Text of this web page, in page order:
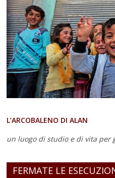
L’ARCOBALENO DI ALAN
un luogo di studio e di vita per
FERMATE LE